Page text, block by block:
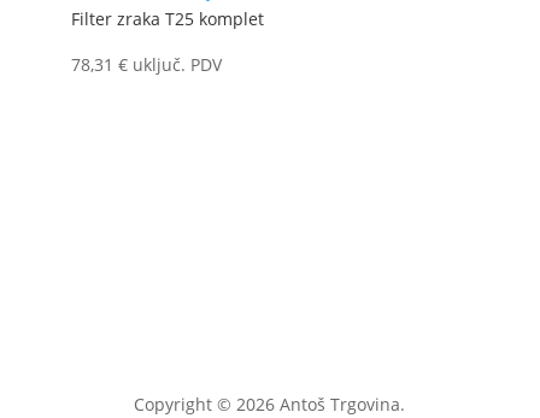
Filter zraka T25 komplet
78,31 € uključ. PDV
Copyright © 2026 Antoš Trgovina.